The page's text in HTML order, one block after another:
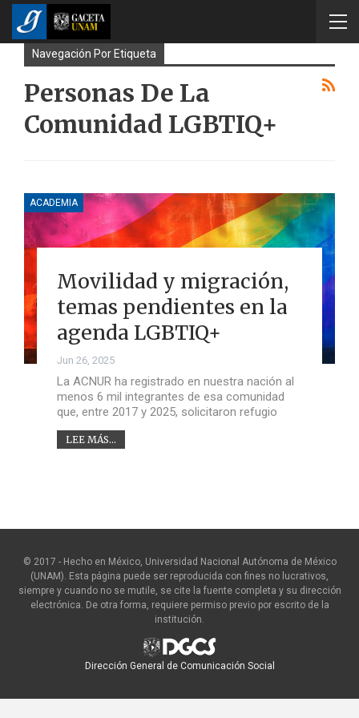
Navegación Por Etiqueta
Personas De La
Comunidad LGBTIQ+
ACADEMIA
Movilidad y migración,
temas pendientes en la
agenda LGBTIQ+
Jun 26, 2025
La ACNUR ha registrado en nuestra nación al
menos 6 mil integrantes de esa comunidad
que, entre 2017 y 2025, solicitaron refugio
LEE MÁS...
© 2017 - Hecho en México, Universidad Nacional Autónoma de México
(UNAM). Esta página puede ser reproducida con fines no lucrativos,
siempre y cuando no se mutile, se cite la fuente completa y su dirección
electrónica. De otra forma, requiere permiso previo por escrito de la
institución.
Dirección General de Comunicación Social